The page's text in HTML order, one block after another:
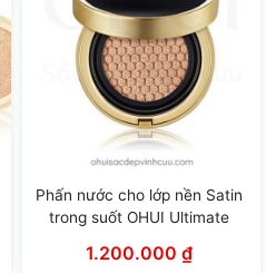
Phấn nước cho lớp nền Satin
trong suốt OHUI Ultimate
(15g x 2 lõi)
1.200.000 ₫